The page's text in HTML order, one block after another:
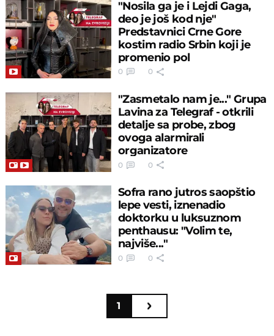
"Nosila ga je i Lejdi Gaga,
deo je još kod nje"
Predstavnici Crne Gore
kostim radio Srbin koji je
promenio pol
0 0
"Zasmetalo nam je..." Grupa
Lavina za Telegraf - otkrili
detalje sa probe, zbog
ovoga alarmirali
organizatore
0 0
Sofra rano jutros saopštio
lepe vesti, iznenadio
doktorku u luksuznom
penthausu: "Volim te,
najviše..."
0 0
1